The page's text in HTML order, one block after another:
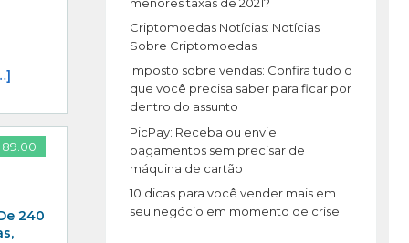
89.00
240
:
Criptomoedas Notícias: Notícias
Sobre Criptomoedas
Imposto sobre vendas: Confira tudo o
que você precisa saber para ficar por
dentro do assunto
PicPay: Receba ou envie
pagamentos sem precisar de
máquina de cartão
10 dicas para você vender mais em
seu negócio em momento de crise